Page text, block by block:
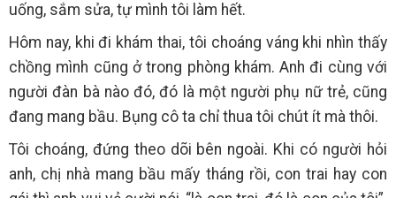
uống, sắm sửa, tự mình tôi làm hết.
Hôm nay, khi đi khám thai, tôi choáng váng khi nhìn thấy
chồng mình cũng ở trong phòng khám. Anh đi cùng với
người đàn bà nào đó, đó là một người phụ nữ trẻ, cũng
đang mang bầu. Bụng cô ta chỉ thua tôi chút ít mà thôi.
Tôi choáng, đứng theo dõi bên ngoài. Khi có người hỏi
anh, chị nhà mang bầu mấy tháng rồi, con trai hay con